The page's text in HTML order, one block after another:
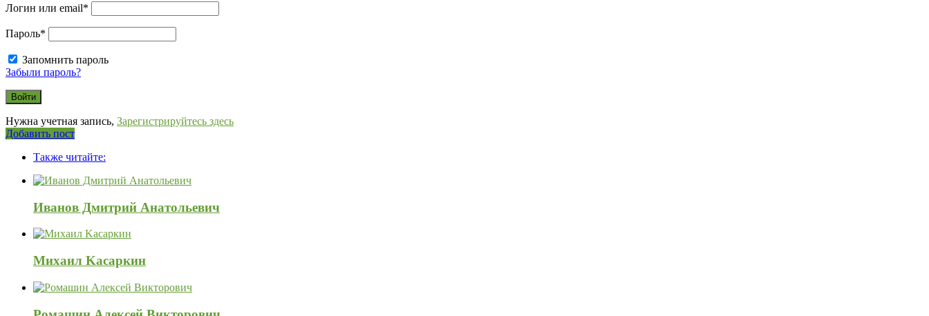
Логин или email*
Пароль*
Запомнить пароль
Забыли пароль?
Нужна учетная запись, Зарегистрируйтесь здесь
Боковая
Добавить пост
120x600Также читайте:
Иванов Дмитрий Анатольевич
Mиxaил Kacapкин